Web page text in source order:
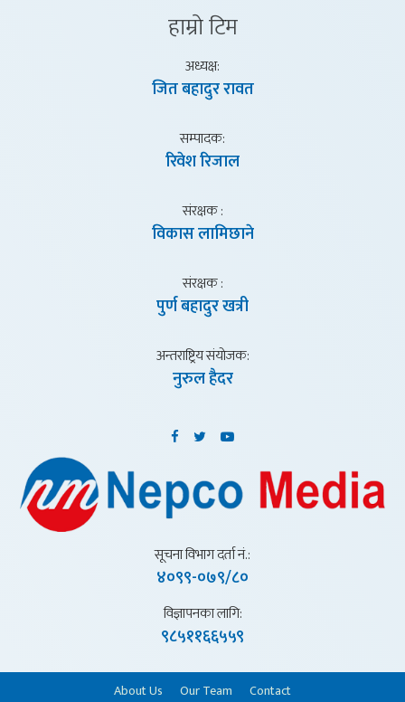
हाम्राे टिम
अध्यक्ष:
जित बहादुर रावत
सम्पादक:
रिवेश रिजाल
संरक्षक :
विकास लामिछाने
संरक्षक :
पुर्ण बहादुर खत्री
अन्तराष्ट्रिय संयाेजक:
नुरुल हैदर
सूचना विभाग दर्ता नं.:
४०९९-०७९/८०
विज्ञापनका लागि:
९८५११६६५५९
About Us Our Team
Contact